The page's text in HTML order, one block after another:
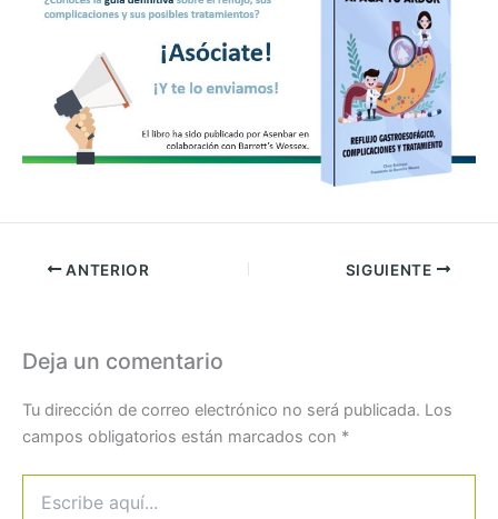
ANTERIOR SIGUIENTE
Deja un comentario
Tu dirección de correo electrónico no será publicada. Los
campos obligatorios están marcados con *
aquí...